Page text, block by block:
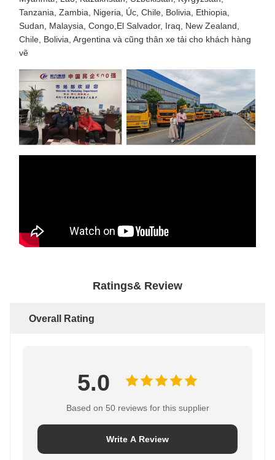
Tanzania, Zambia, Nigeria, Úc, Chile, Bolivia, Ethiopia,
Sudan, Malaysia, Congo,El Salvador, Iraq, New Zealand,
Chile, Bolivia, Argentina và cũng thân xe tải cho khách hàng
vẽ
Ratings& Review
Overall Rating
5.0
Based on 50 reviews for this supplier
Write A Review